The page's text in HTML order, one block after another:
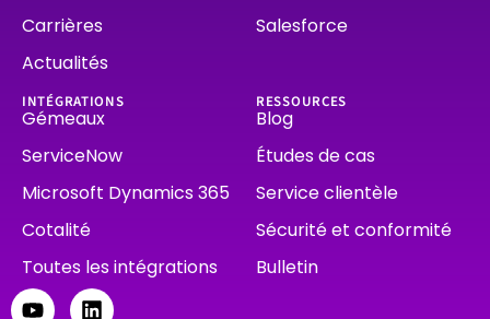
Carrières
Actualités
Salesforce
INTÉGRATIONS
Gémeaux
ServiceNow
Microsoft Dynamics 365
Cotalité
Toutes les intégrations
RESSOURCES
Blog
Études de cas
Service clientèle
Sécurité et conformité
Bulletin